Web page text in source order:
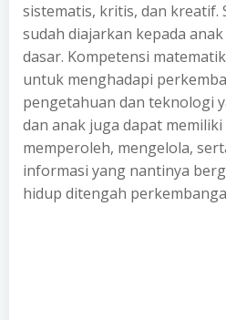
sistematis, kritis, dan kreatif.
sudah diajarkan kepada
dasar. Kompetensi
untuk menghadapi
pengetahuan dan teknologi
dan anak juga dapat
memperoleh, mengelola,
informasi yang nantinya
hidup ditengah